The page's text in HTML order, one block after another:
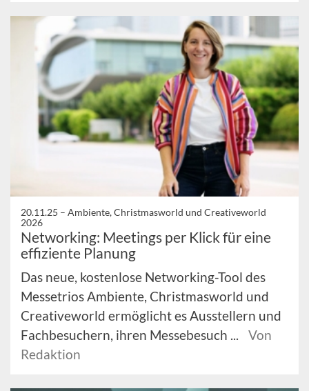
20.11.25 – Ambiente, Christmasworld und Creativeworld
2026
Networking: Meetings per Klick für eine
effiziente Planung
Das neue, kostenlose Networking-Tool des
Messetrios Ambiente, Christmasworld und
Creativeworld ermöglicht es Ausstellern und
Fachbesuchern, ihren Messebesuch ...
Von
Redaktion